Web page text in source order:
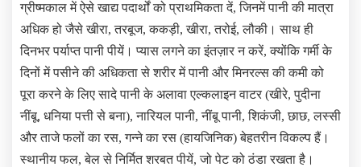
ग्रीष्‍मकाल में ऐसे खाद्य पदार्थों को प्राथमिकता दें, जिनमें पानी की मात्रा
अधिक हो जैसे खीरा, तरबूज, ककड़ी, खीरा, तरोई, लौकी। साथ ही
दिनभर पर्याप्त पानी पीयें। प्यास लगने का इंतज़ार न करें, क्योंकि गर्मी के
दिनों में पसीने की अधिकता से शरीर में पानी और मिनरल्स की कमी को
पूरा करने के लिए सादे पानी के अलावा एल्कलाइन वाटर (खीरे, पुदीना
नींबू, धनिया पत्ती से बना), नारियल पानी, नींबू पानी, शिकंजी, छाछ, लस्सी
और ताजे फलों का रस, गन्ने का रस (हायजि‍निक) बेहतरीन विकल्प हैं।
स्थानीय फल, बेल से निर्मित शरबत पीयें, जो पेट को ठंडा रखता है।